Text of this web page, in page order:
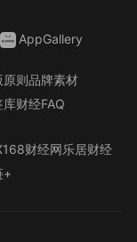
AppGallery
原则品牌素材
库财经FAQ
财经网乐居财经
+